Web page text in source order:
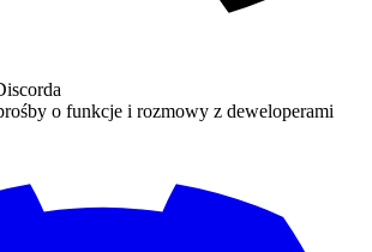
o funkcje i rozmowy z deweloperami